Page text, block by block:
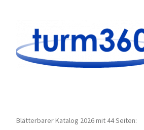
Blätterbarer Katalog 2026 mit 44 Seiten: